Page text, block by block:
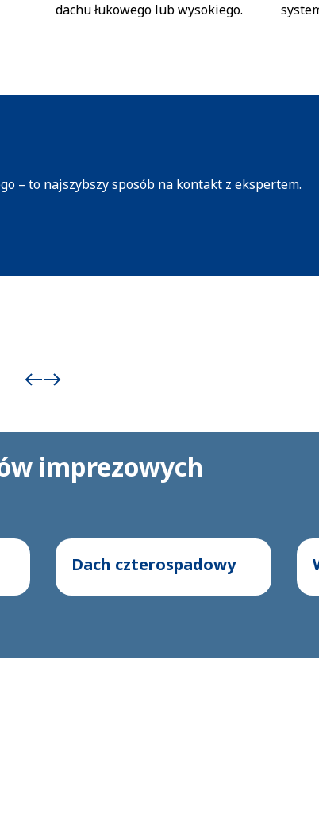
dachu łukowego lub wysokiego.
– to najszybszy sposób na kontakt z ekspertem.
imprezowych
Dach czterospadowy